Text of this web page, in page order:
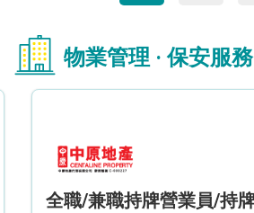
物業管理 · 保安服務